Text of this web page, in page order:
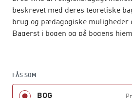
beskrevet med deres teoretiske
brug og pædagogiske muligheder
Bagerst i bogen og på bogens
Henrik Juul
forlagsredaktør, tidl. underviser ved
FÅS SOM
BOG